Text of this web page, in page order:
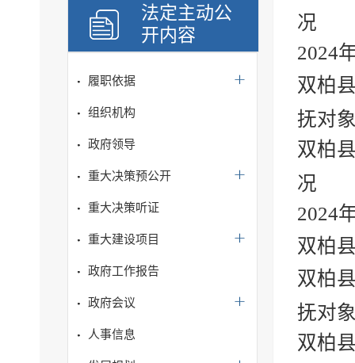
法定主动公
开内容
履职依据
组织机构
政府领导
重大决策预公开
重大决策听证
重大建设项目
政府工作报告
政府会议
人事信息
况
2024
双柏
抚对
双柏
况
2024
双柏
双柏
抚对
双柏